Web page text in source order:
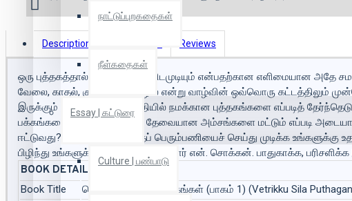
நாட்டுப்புறகதைகள்
நீள்கதைகள்
Essay | கட்டுரை
Culture | பண்பாடு
Description Reviews
ஒரு புத்தகத்தால் என்ன செய்துவிடமுடியும் என்பதற்கான எளிமையான அதே
வேலை, காதல், குடும்பம், தொழில் என்று வாழ்வின் ஒவ்வொரு கட்டத்திலும்
இருக்கும் வேலைகளுக்கு மத்தியில் நமக்கான புத்தகங்களை எப்படித்
பக்கங்களைப் படித்து நமக்குத் தேவையான அம்சங்களை மட்டும் எப்படி
ஈட்டுவது? மலைப்பூட்டும் இந்தப் பெரும்பணியைச் செய்து முடிக்க
பிழிந்து உங்களுக்காக அளித்திருக்கிறார் என். சொக்கன். பாதுகாக்க,
BOOK DETAILS
Book Title
வெற்றிக்குச் சில புத்தகங்கள் (பாகம் 1) (Vetrikku Sila